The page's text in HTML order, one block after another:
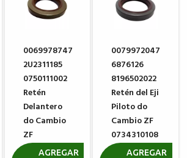
0069978747
2U2311185
0750111002
Retén
Delantero
do Cambio
ZF
0734310110
AGREGAR
0079972047
6876126
8196502022
Retén del Eji
Piloto do
Cambio ZF
0734310108
R$ 59,74
AGREGAR